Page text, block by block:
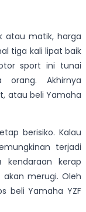
atau matik, harga
tiga kali lipat baik
sport ini tunai
orang. Akhirnya
atau beli Yamaha
berisiko. Kalau
terjadi
kendaraan kerap
akan merugi. Oleh
beli Yamaha YZF